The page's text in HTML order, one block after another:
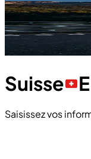
Suisse
Saisissez vos